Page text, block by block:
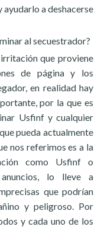
ayudarlo a deshacerse
al secuestrador?
que proviene
de página y los
en realidad hay
por la que es
Usfinf y cualquier
pueda actualmente
nos referimos es a la
como Usfinf o
lo lleve a
que podrían
y peligroso. Por
y cada uno de los